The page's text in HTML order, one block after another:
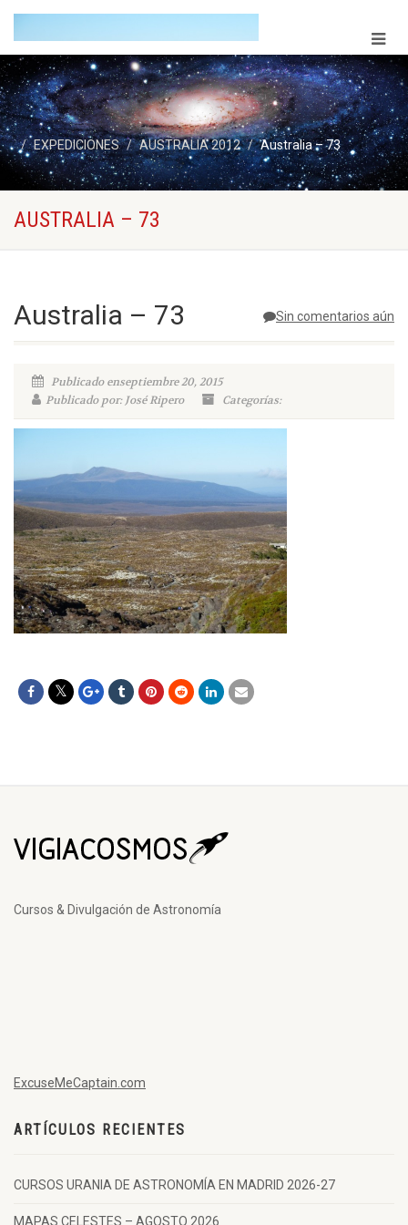
EXPEDICIONES AUSTRALIA 2012 Australia – 73
AUSTRALIA – 73
Sin comentarios aún
Australia – 73
Publicado enseptiembre 20, 2015
Publicado por: José Ripero
Categorías:
Cursos & Divulgación de Astronomía
ExcuseMeCaptain.com
ARTÍCULOS RECIENTES
CURSOS URANIA DE ASTRONOMÍA EN MADRID 2026-27
MAPAS CELESTES – AGOSTO 2026